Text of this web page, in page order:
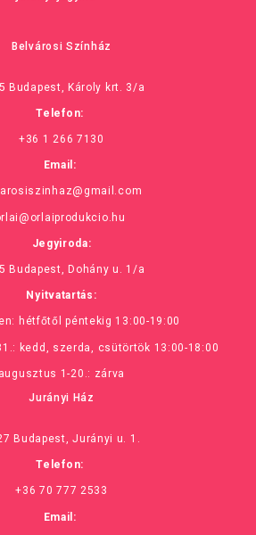
Belvárosi Színház
Budapest, Károly krt. 3/a
Telefon:
+36 1 266 7130
Email:
Jegyiroda:
Budapest, Dohány u. 1/a
Nyitvatartás:
hétfőtől péntekig 13:00-19:00
kedd, szerda, csütörtök 13:00-18:00
augusztus 1-20.: zárva
Jurányi Ház
Budapest, Jurányi u. 1.
Telefon:
+36 70 777 2533
Email: